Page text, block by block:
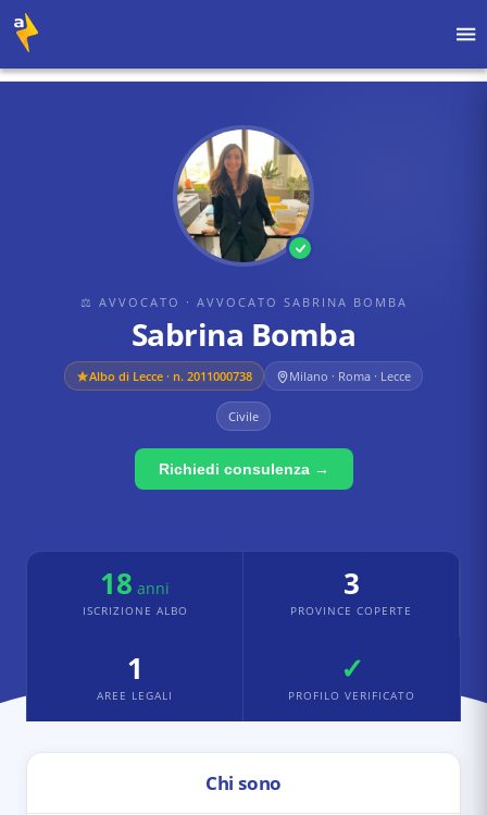
⚖ AVVOCATO · AVVOCATO SABRINA BOMBA
Sabrina Bomba
Albo di Lecce · n. 2011000738 Milano · Roma · Lecce
Civile
Richiedi consulenza →
18 anni
ISCRIZIONE ALBO
3
PROVINCE COPERTE
1
AREE LEGALI
✓
PROFILO VERIFICATO
Chi sono